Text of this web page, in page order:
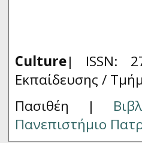
Culture| ISSN:
Εκπαίδευσης /
Πασιθέη |
Πανεπιστήμιο